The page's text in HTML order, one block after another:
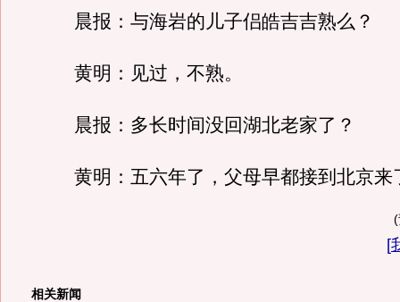
晨报：与海岩的儿子侣皓吉吉熟么？
黄明：见过，不熟。
晨报：多长时间没回湖北老家了？
黄明：五六年了，父母早都接到北京来
[
相关新闻